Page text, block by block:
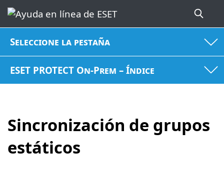
Seleccione la pestaña
ESET PROTECT On-Prem – Índice
Sincronización de grupos
estáticos